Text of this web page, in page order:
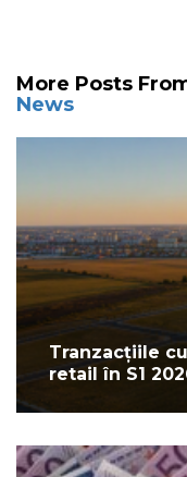
More Posts
News
Tranzacțiile
retail în S1